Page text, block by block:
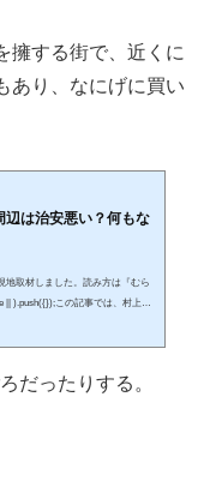
擁する街で、近くに
あり、なにげに買い
辺は治安悪い？何もな
地取材しました。読み方は『むら
のページをチェックする事で、村
だったりする。